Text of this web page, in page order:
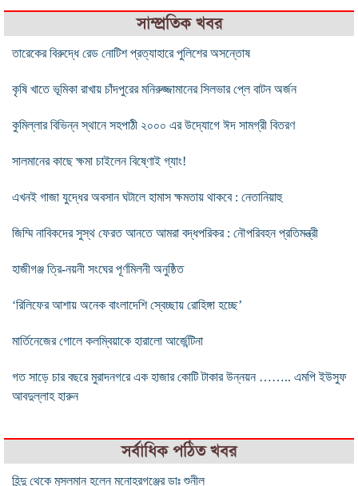
সাম্প্রতিক খবর
তারেকের বিরুদ্ধে রেড নোটিশ প্রত্যাহারে পুলিশের অসন্তোষ
কৃষি খাতে ভূমিকা রাখায় চাঁদপুরের মনিরুজ্জামানের সিলভার প্লে বাটন অর্জন
কুমিল্লার বিভিন্ন স্থানে সহপাঠী ২০০০ এর উদ্যোগে ঈদ সামগ্রী বিতরণ
সালমানের কাছে ক্ষমা চাইলেন বিষ্ণোই গ্যাং!
এখনই গাজা যুদ্ধের অবসান ঘটালে হামাস ক্ষমতায় থাকবে : নেতানিয়াহু
জিম্মি নাবিকদের সুস্থ ফেরত আনতে আমরা বদ্ধপরিকর : নৌপরিবহন প্রতিমন্ত্রী
হাজীগঞ্জ ত্রি-নয়নী সংঘের পূর্ণমিলনী অনুষ্ঠিত
‘রিলিফের আশায় অনেক বাংলাদেশি স্বেচ্ছায় রোহিঙ্গা হচ্ছে’
মার্তিনেজের গোলে কলম্বিয়াকে হারালো আর্জেন্টিনা
গত সাড়ে চার বছরে মুরাদনগরে এক হাজার কোটি টাকার উন্নয়ন …….. এমপি ইউসুফ
আবদুল্লাহ হারুন
সর্বাধিক পঠিত খবর
হিন্দু থেকে মুসলমান হলেন মনোহরগঞ্জের ডাঃ শুনীল